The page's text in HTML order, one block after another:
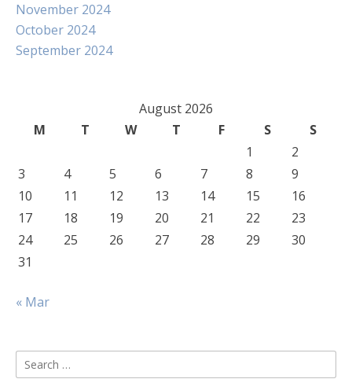
November 2024
October 2024
September 2024
August 2026
M
T W T F S
S
1
2
3
4 5 6 7 8
9
10
11 12 13 14 15
16
17
18 19 20 21 22
23
24
25 26 27 28 29
30
31
« Mar
Search
for: